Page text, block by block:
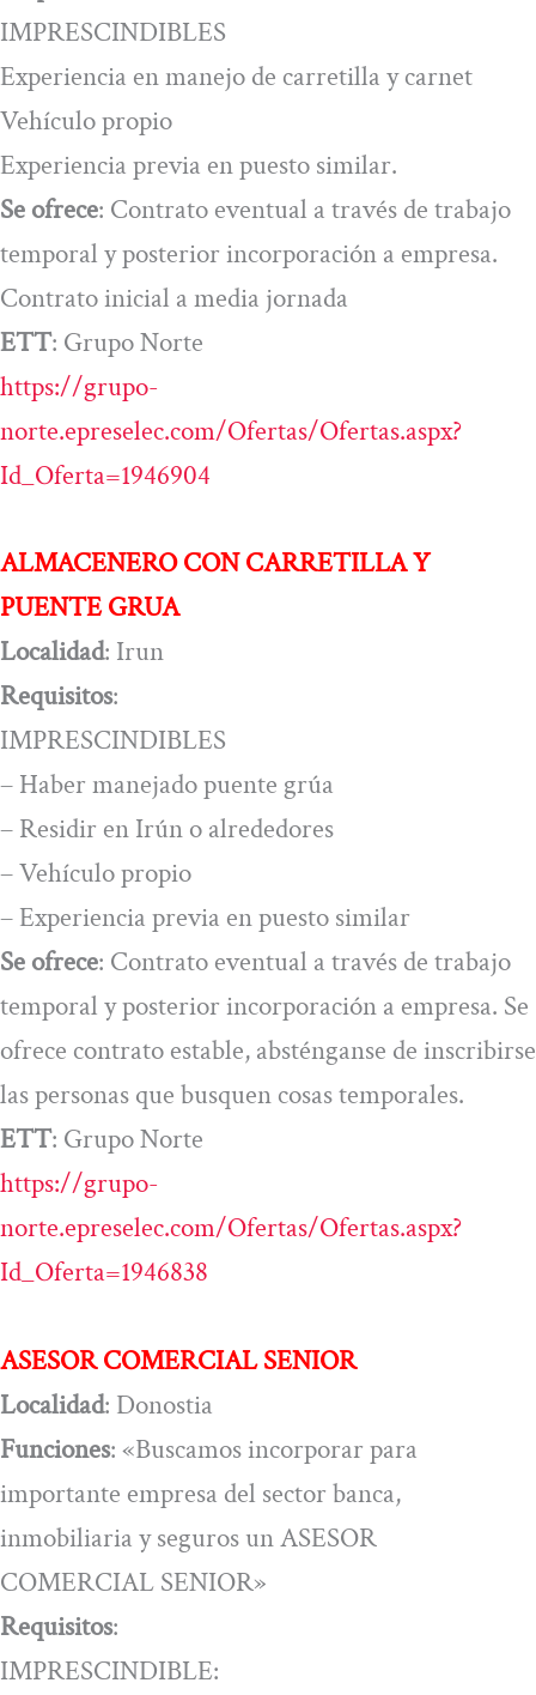
IMPRESCINDIBLES
Experiencia en manejo de carretilla y carnet
Vehículo propio
Experiencia previa en puesto similar.
Se ofrece: Contrato eventual a través de trabajo
temporal y posterior incorporación a empresa.
Contrato inicial a media jornada
ETT: Grupo Norte
https://grupo-
norte.epreselec.com/Ofertas/Ofertas.aspx?
Id_Oferta=1946904
ALMACENERO CON CARRETILLA Y
PUENTE GRUA
Localidad: Irun
Requisitos:
IMPRESCINDIBLES
– Haber manejado puente grúa
– Residir en Irún o alrededores
– Vehículo propio
– Experiencia previa en puesto similar
Se ofrece: Contrato eventual a través de trabajo
temporal y posterior incorporación a empresa. Se
ofrece contrato estable, absténganse de inscribirse
las personas que busquen cosas temporales.
ETT: Grupo Norte
https://grupo-
norte.epreselec.com/Ofertas/Ofertas.aspx?
Id_Oferta=1946838
ASESOR COMERCIAL SENIOR
Localidad: Donostia
Funciones: «Buscamos incorporar para
importante empresa del sector banca,
inmobiliaria y seguros un ASESOR
COMERCIAL SENIOR»
Requisitos:
IMPRESCINDIBLE: